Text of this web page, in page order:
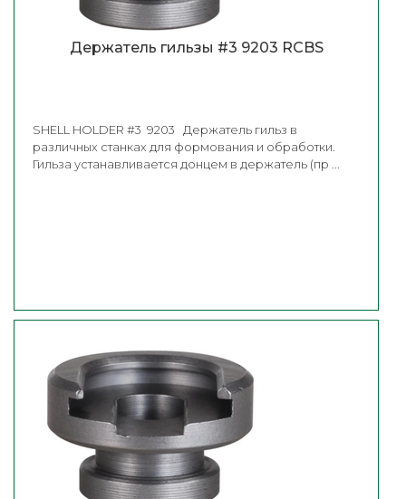
Держатель гильзы #3 9203 RCBS
SHELL HOLDER #3 9203 Держатель гильз в
различных станках для формования и обработки.
Гильза устанавливается донцем в держатель (пр ...